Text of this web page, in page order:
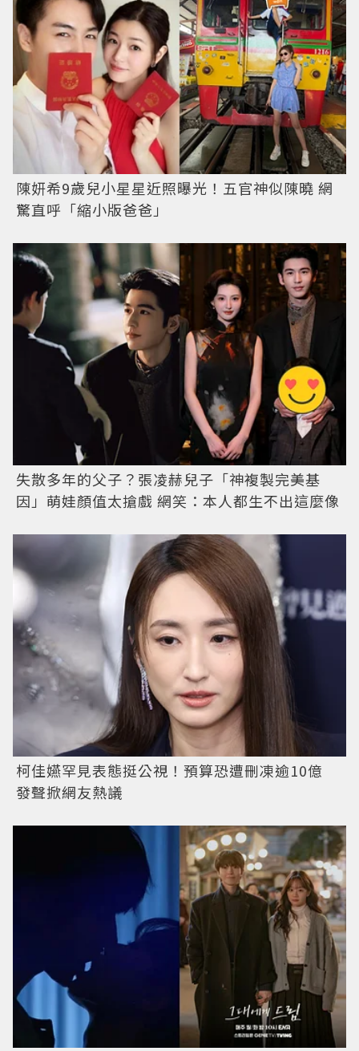
陳妍希9歲兒小星星近照曝光！五官神似陳曉 網
驚直呼「縮小版爸爸」
失散多年的父子？張凌赫兒子「神複製完美基
因」萌娃顏值太搶戲 網笑：本人都生不出這麼像
柯佳嬿罕見表態挺公視！預算恐遭刪凍逾10億
發聲掀網友熱議